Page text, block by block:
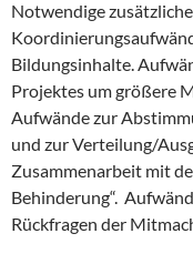
Notwendige
Bildungsinhalte.
Projektes um größere
Aufwände zur
und zur Verteilung/
Zusammenarbeit mit
Behinderung“.
Rückfragen der